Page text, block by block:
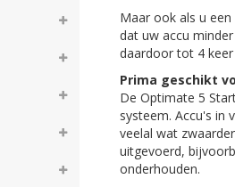
Maar ook als u
dat uw accu
daardoor tot 4
Prima geschikt
De Optimate 5
systeem. Accu's in
veelal wat
uitgevoerd,
onderhouden.